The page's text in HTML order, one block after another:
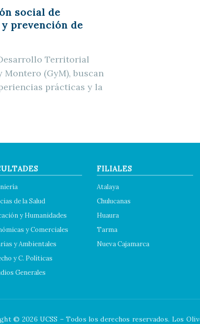
social de
prevención de
Territorial
Montero (GyM), buscan
prácticas y la
de la Salud
y Humanidades
y Comerciales
y Ambientales
y C. Políticas
Generales
FILIALES
Atalaya
Chulucanas
Huaura
Tarma
Nueva Cajamarca
© 2026 UCSS – Todos los derechos reservados. Los